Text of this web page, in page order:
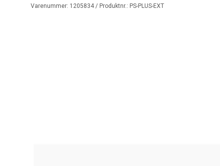
Varenummer: 1205834 / Produktnr.: PS-PLUS-EXT